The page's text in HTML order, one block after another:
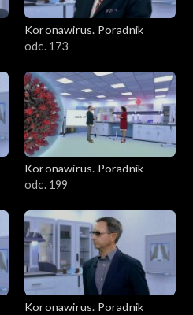
Koronawirus. Poradnik
odc. 173
Koronawirus. Poradnik
odc. 199
Koronawirus. Poradnik